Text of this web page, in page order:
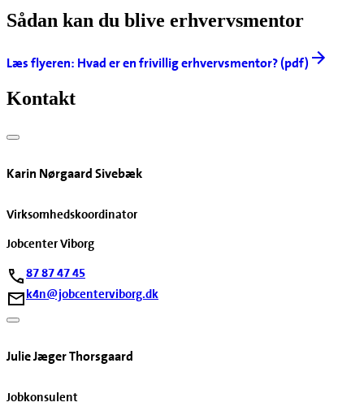
Sådan kan du blive erhvervsmentor
Læs flyeren: Hvad er en frivillig erhvervsmentor? (pdf)
Kontakt
Karin Nørgaard Sivebæk
Virksomhedskoordinator
Jobcenter Viborg
87 87 47 45
k4n@jobcenterviborg.dk
Julie Jæger Thorsgaard
Jobkonsulent